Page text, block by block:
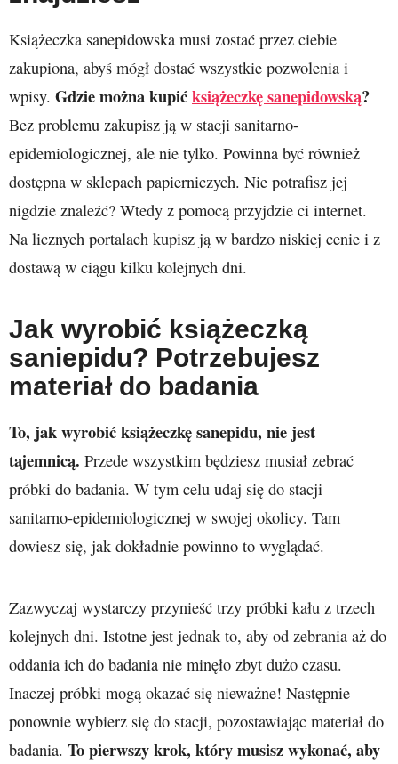
Książeczka sanepidowska musi zostać przez ciebie
zakupiona, abyś mógł dostać wszystkie pozwolenia i
wpisy. Gdzie można kupićksiążeczkę sanepidowską?
Bez problemu zakupisz ją w stacji sanitarno-
epidemiologicznej, ale nie tylko. Powinna być również
dostępna w sklepach papierniczych. Nie potrafisz jej
nigdzie znaleźć? Wtedy z pomocą przyjdzie ci internet.
Na licznych portalach kupisz ją w bardzo niskiej cenie i z
dostawą w ciągu kilku kolejnych dni.
Jak wyrobić książeczką
saniepidu? Potrzebujesz
materiał do badania
To, jak wyrobić książeczkę sanepidu, nie jest
tajemnicą. Przede wszystkim będziesz musiał zebrać
próbki do badania. W tym celu udaj się do stacji
sanitarno-epidemiologicznej w swojej okolicy. Tam
dowiesz się, jak dokładnie powinno to wyglądać.
Zazwyczaj wystarczy przynieść trzy próbki kału z trzech
kolejnych dni. Istotne jest jednak to, aby od zebrania aż do
oddania ich do badania nie minęło zbyt dużo czasu.
Inaczej próbki mogą okazać się nieważne! Następnie
ponownie wybierz się do stacji, pozostawiając materiał do
badania. To pierwszy krok, który musisz wykonać, aby